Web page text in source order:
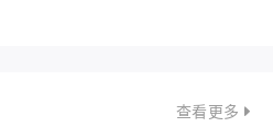
查看更多